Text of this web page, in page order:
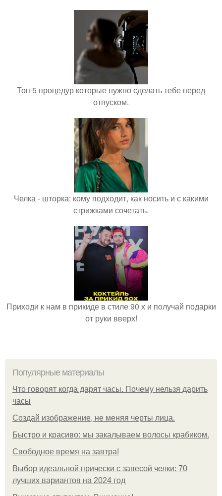
Топ 5 процедур которые нужно сделать тебе перед
отпуском.
Челка - шторка: кому подходит, как носить и с какими
стрижками сочетать.
Приходи к нам в прикиде в стиле 90 х и получай подарки
от руки вверх!
Популярные материалы
Что говорят когда дарят часы. Почему нельзя дарить
часы
Создай изображение, не меняя черты лица.
Быстро и красиво: мы закалываем волосы крабиком.
Свободное время на завтра!
Выбор идеальной прически с завесой челки: 70
лучших вариантов на 2024 год